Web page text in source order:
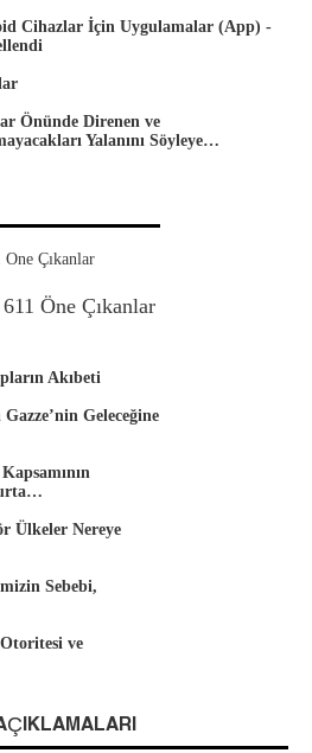
Cihazlar İçin Uygulamalar (App) -
Önünde Direnen ve
Yalanını Söyleye…
Öne Çıkanlar
Akıbeti
Geleceğine
Ülkeler Nereye
Sebebi,
ve